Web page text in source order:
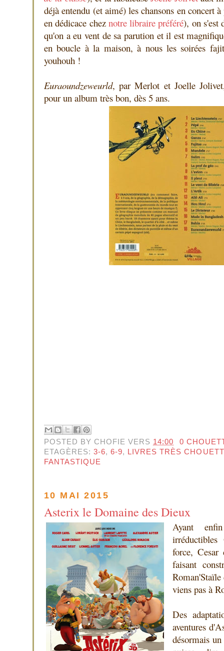
déjà entendu (et aimé) les chansons en concert
en dédicace chez notre libraire préféré), on s'est
qu'on a eu vent de sa parution et il est
en boucle à la maison, à nous les soirées
youhouh !
Euraoundzeweurld, par Merlot et Joelle
pour un album très bon, dès 5 ans.
POSTED BY CHOFIE VERS 14:00
0
ETAGÈRES:3-6,6-9,
LIVRES TRÈS
FANTASTIQUE
10 MAI 2015
Asterix le Domaine des Dieux
Ayant
force,
faisant
viens pas à
Des
aventures
désormais